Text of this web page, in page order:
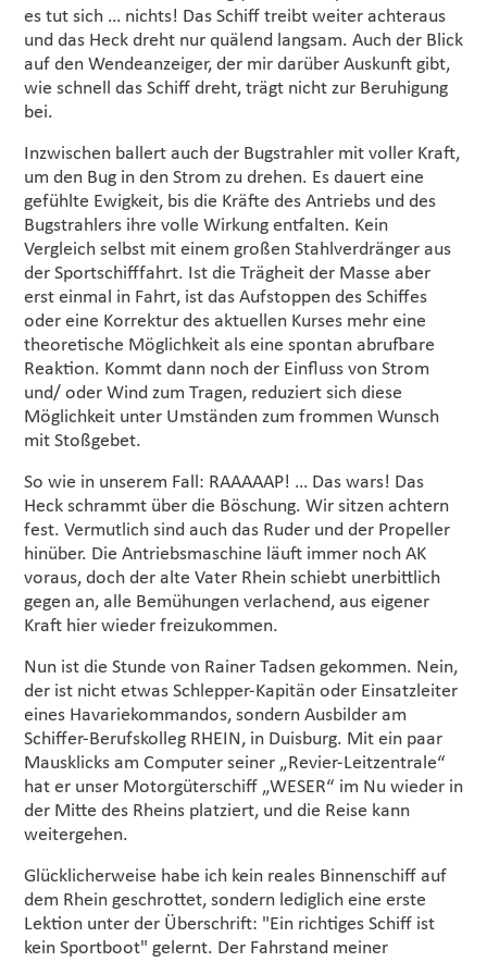
es tut sich … nichts! Das Schiff treibt weiter achteraus
und das Heck dreht nur quälend langsam. Auch der Blick
auf den Wendeanzeiger, der mir darüber Auskunft gibt,
wie schnell das Schiff dreht, trägt nicht zur Beruhigung
bei.
Inzwischen ballert auch der Bugstrahler mit voller Kraft,
um den Bug in den Strom zu drehen. Es dauert eine
gefühlte Ewigkeit, bis die Kräfte des Antriebs und des
Bugstrahlers ihre volle Wirkung entfalten. Kein
Vergleich selbst mit einem großen Stahlverdränger aus
der Sportschifffahrt. Ist die Trägheit der Masse aber
erst einmal in Fahrt, ist das Aufstoppen des Schiffes
oder eine Korrektur des aktuellen Kurses mehr eine
theoretische Möglichkeit als eine spontan abrufbare
Reaktion. Kommt dann noch der Einfluss von Strom
und/ oder Wind zum Tragen, reduziert sich diese
Möglichkeit unter Umständen zum frommen Wunsch
mit Stoßgebet.
So wie in unserem Fall: RAAAAAP! … Das wars! Das
Heck schrammt über die Böschung. Wir sitzen achtern
fest. Vermutlich sind auch das Ruder und der Propeller
hinüber. Die Antriebsmaschine läuft immer noch AK
voraus, doch der alte Vater Rhein schiebt unerbittlich
gegen an, alle Bemühungen verlachend, aus eigener
Kraft hier wieder freizukommen.
Nun ist die Stunde von Rainer Tadsen gekommen. Nein,
der ist nicht etwas Schlepper-Kapitän oder Einsatzleiter
eines Havariekommandos, sondern Ausbilder am
Schiffer-Berufskolleg RHEIN, in Duisburg. Mit ein paar
Mausklicks am Computer seiner „Revier-Leitzentrale“
hat er unser Motorgüterschiff „WESER“ im Nu wieder in
der Mitte des Rheins platziert, und die Reise kann
weitergehen.
Glücklicherweise habe ich kein reales Binnenschiff auf
dem Rhein geschrottet, sondern lediglich eine erste
Lektion unter der Überschrift: "Ein richtiges Schiff ist
kein Sportboot" gelernt. Der Fahrstand meiner